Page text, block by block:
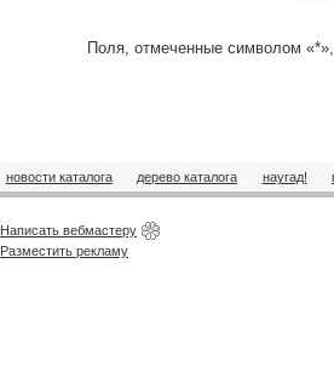
Поля, отмеченные символом
новости каталога дерево каталога наугад!
Написать вебмастеру
Разместить рекламу